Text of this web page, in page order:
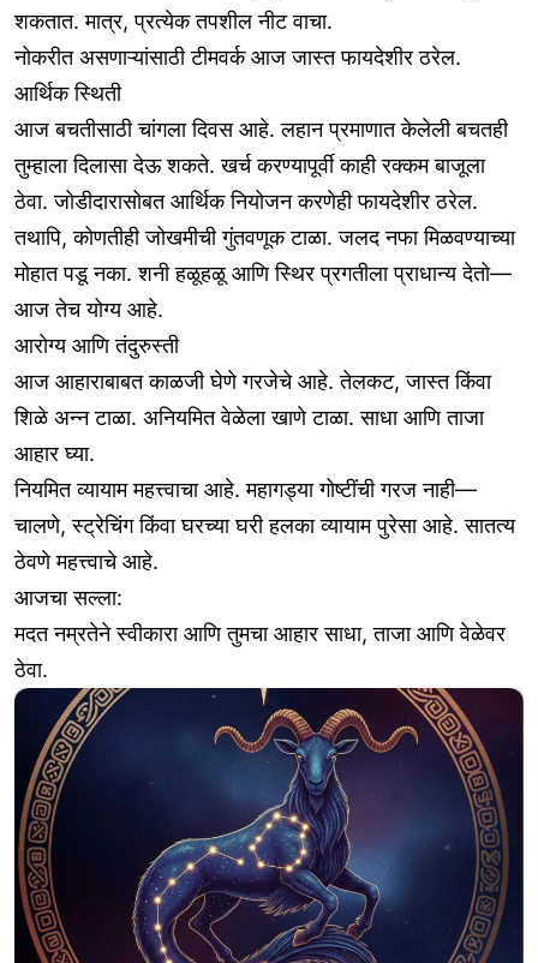
शकतात. मात्र, प्रत्येक तपशील नीट वाचा.
नोकरीत असणाऱ्यांसाठी टीमवर्क आज जास्त फायदेशीर ठरेल.
आर्थिक स्थिती
आज बचतीसाठी चांगला दिवस आहे. लहान प्रमाणात केलेली बचतही
तुम्हाला दिलासा देऊ शकते. खर्च करण्यापूर्वी काही रक्कम बाजूला
ठेवा. जोडीदारासोबत आर्थिक नियोजन करणेही फायदेशीर ठरेल.
तथापि, कोणतीही जोखमीची गुंतवणूक टाळा. जलद नफा मिळवण्याच्या
मोहात पडू नका. शनी हळूहळू आणि स्थिर प्रगतीला प्राधान्य देतो—
आज तेच योग्य आहे.
आरोग्य आणि तंदुरुस्ती
आज आहाराबाबत काळजी घेणे गरजेचे आहे. तेलकट, जास्त किंवा
शिळे अन्न टाळा. अनियमित वेळेला खाणे टाळा. साधा आणि ताजा
आहार घ्या.
नियमित व्यायाम महत्त्वाचा आहे. महागड्या गोष्टींची गरज नाही—
चालणे, स्ट्रेचिंग किंवा घरच्या घरी हलका व्यायाम पुरेसा आहे. सातत्य
ठेवणे महत्त्वाचे आहे.
आजचा सल्ला:
मदत नम्रतेने स्वीकारा आणि तुमचा आहार साधा, ताजा आणि वेळेवर
ठेवा.